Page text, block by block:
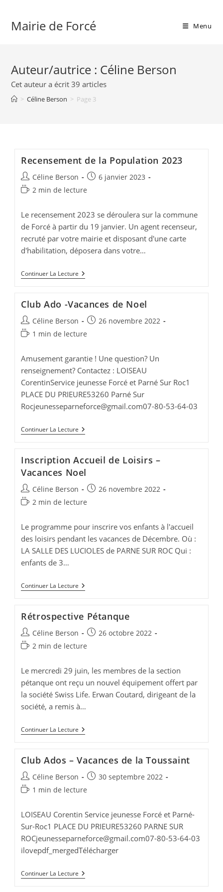
contentMairie de Forcé Menu
Auteur/autrice : Céline Berson
Cet auteur a écrit 39 articles
> Céline Berson > Page 3
Recensement de la Population 2023
Auteur/autrice
de
Céline Berson
Publication
6 janvier 2023
Temps
lecture :
2 min de lecture
Le recensement 2023 se déroulera sur la commune
de Forcé à partir du 19 janvier. Un agent recenseur,
recruté par votre mairie et disposant d'une carte
d'habilitation, déposera dans votre…
Continuer La Lecture Recensement
De
2023
Club Ado -Vacances de Noel
Auteur/autrice
de
Céline Berson
Publication
26 novembre 2022
Temps
lecture :
1 min de lecture
Amusement garantie ! Une question? Un
renseignement? Contactez : LOISEAU
CorentinService jeunesse Forcé et Parné Sur Roc1
PLACE DU PRIEURE53260 Parné Sur
Rocjeunesseparneforce@gmail.com07-80-53-64-03
Continuer La Lecture Club
Ado
De
Noel
Inscription Accueil de Loisirs –
Vacances Noel
Auteur/autrice
de
Céline Berson
Publication
26 novembre 2022
Temps
lecture :
2 min de lecture
Le programme pour inscrire vos enfants à l'accueil
des loisirs pendant les vacances de Décembre. Où :
LA SALLE DES LUCIOLES de PARNE SUR ROC Qui :
enfants de 3…
Continuer La Lecture Inscription
Accueil
–
Vacances
Noel
Rétrospective Pétanque
Auteur/autrice
de
Céline Berson
Publication
26 octobre 2022
Temps
lecture :
2 min de lecture
Le mercredi 29 juin, les membres de la section
pétanque ont reçu un nouvel équipement offert par
la société Swiss Life. Erwan Coutard, dirigeant de la
société, a remis à…
Continuer La Lecture Rétrospective
Pétanque
Club Ados – Vacances de la Toussaint
Auteur/autrice
de
Céline Berson
Publication
30 septembre 2022
Temps
lecture :
1 min de lecture
LOISEAU Corentin Service jeunesse Forcé et Parné-
Sur-Roc1 PLACE DU PRIEURE53260 PARNE SUR
ROCjeunesseparneforce@gmail.com07-80-53-64-03
ilovepdf_mergedTélécharger
Continuer La Lecture Club
Ados